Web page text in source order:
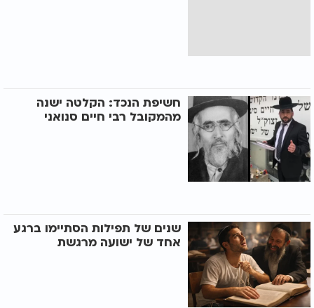
חשיפת הנכד: הקלטה ישנה
מהמקובל רבי חיים סנואני
שנים של תפילות הסתיימו ברגע
אחד של ישועה מרגשת